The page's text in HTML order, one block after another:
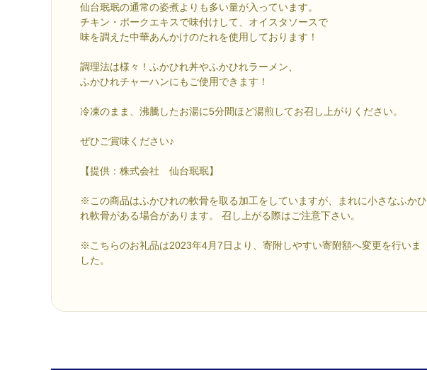
仙台珉珉の通常の姿煮よりも多い量が入っています。
チキン・ポークエキスで味付けして、オイスタソースで
味を調えた中華あんかけのたれを使用しております！
調理法は様々！ふかひれ丼やふかひれラーメン、
ふかひれチャーハンにもご使用できます！
冷凍のまま、沸騰したお湯に5分間ほど湯煎してお召し上がりください。
ぜひご賞味ください♪
【提供：株式会社 仙台珉珉】
※この商品はふかひれの軟骨を取る加工をしていますが、まれに小さなふかひ
れ軟骨がある場合があります。 召し上がる際はご注意下さい。
※こちらのお礼品は2023年4月7日より、寄附しやすい寄附額へ変更を行いま
した。